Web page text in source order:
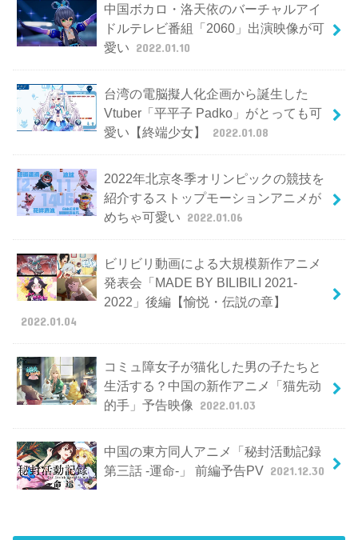
中国ボカロ・洛天依のバーチャルアイ
ドルテレビ番組「2060」出演映像が可
愛い 2022.01.10
台湾の電脳擬人化企画から誕生した
Vtuber「平平子 Padko」がとっても可
愛い【終端少女】
2022.01.08
2022年北京冬季オリンピックの競技を
紹介するストップモーションアニメが
めちゃ可愛い 2022.01.06
ビリビリ動画による大規模新作アニメ
発表会「MADE BY BILIBILI 2021-
2022」後編【愉悦・伝説の章】
2022.01.04
コミュ障女子が猫化した男の子たちと
生活する？中国の新作アニメ「猫先动
的手」予告映像
2022.01.03
中国の東方同人アニメ「秘封活動記録
第三話 -運命-」 前編予告PV 2021.12.30